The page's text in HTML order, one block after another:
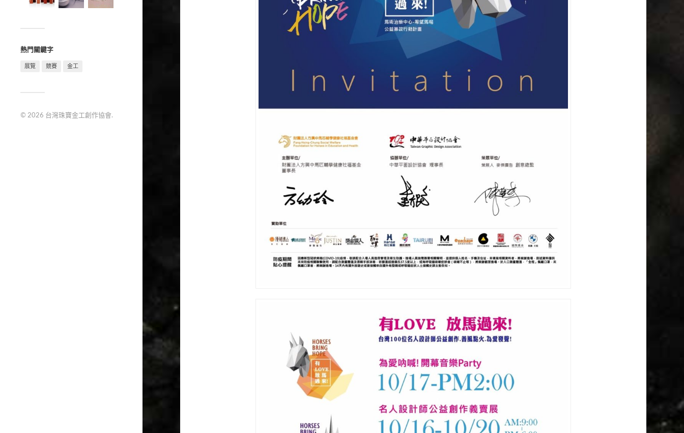
熱門關鍵字
展覽 競賽 金工
© 2026 台灣珠寶金工創作協會.